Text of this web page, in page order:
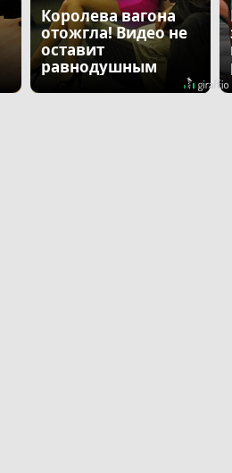
Королева вагона
отожгла! Видео не
оставит
равнодушным